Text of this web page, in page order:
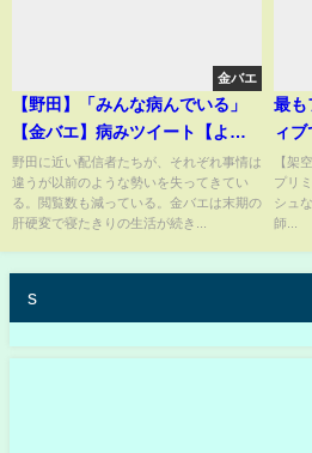
金バエ
【野田】「みんな病んでいる」
【金バエ】病みツイート【よっ
さん】消息不明【横山緑】ニコ
生追放
野田に近い配信者たちが、それぞれ事情は
違うが以前のような勢いを失ってきてい
る。閲覧数も減っている。金バエは末期の
肝硬変で寝たきりの生活が続き...
最も
ィ
ュ
【架
プリ
シュ
師...
s